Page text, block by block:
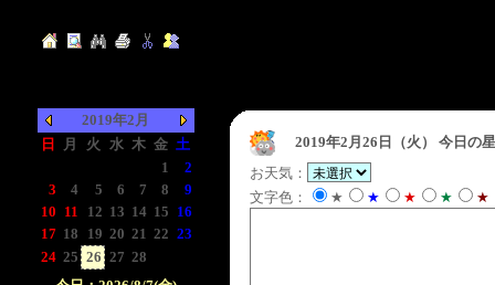
2019年2月
日
月 火 水 木 金 土
1
2
3
4 5 6 7 8
9
10 11 12 13 14 15 16
17 18 19 20 21 22 23
24 25 26 27 28
2019年2月26日（火）
今日の
お天気：
文字色：
★ ★ ★ ★ ★